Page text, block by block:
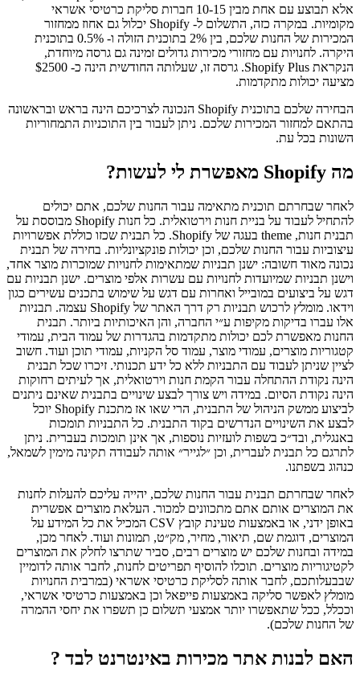
אלא תבוצע עם אחת מבין 10-15 חברות סליקת כרטיסי אשראי
מקומיות. במקרה כזה, התשלום ל- Shopify יכלול גם אחוז ממחזור
המכירות של החנות שלכם, בין 2% בתוכנית הזולה ו- 0.5% בתוכנית
היקרה. לחנויות עם מחזורי מכירות גדולים זמינה גם גרסה מיוחדת,
הנקראת Shopify Plus. גרסה זו, שעלותה החודשית הינה כ- $2500
מציעה יכולות מתקדמות.
הבחירה שלכם בתוכנית Shopify הנכונה לצרכיכם הינה בראש ובראשונה
בהתאם למחזור המכירות שלכם. ניתן לעבור בין התוכניות התמחוריות
השונות בכל עת.
מה Shopify מאפשרת לי לעשות?
לאחר שבחרתם תוכנית מתאימה עבור החנות שלכם, אתם יכולים
להתחיל לעבוד על בניית חנות וירטואלית. כל חנות Shopify מבוססת על
תבנית חנות, theme בעגה של Shopify. כל תבנית שכזו כוללת אפשרויות
עיצוביות עבור החנות שלכם, וכן יכולות פונקציונליות. בחירה של תבנית
נכונה מאוד חשובה: ישנן תבניות שמתאימות לחנויות שמוכרות מוצר אחד,
וישנן תבניות שמיועדות לחנויות עם עשרות אלפי מוצרים. ישנן תבניות עם
דגש על ביצועים במובייל ואחרות עם דגש על שימוש בתכנים עשירים כגון
וידאו. מומלץ לרכוש תבניות רק דרך האתר של Shopify עצמה. תבניות
אלו עברו בדיקות מקיפות ע״י החברה, והן האיכותיות ביותר. תבנית
החנות מאפשרת לכם יכולות מתקדמות בהגדרות של עמוד הבית, עמודי
קטגוריות מוצרים, עמודי מוצר, עמוד סל הקניות, עמודי תוכן ועוד. חשוב
לציין שניתן לעבוד עם התבניות ללא כל ידע תכנותי. זיכרו שכל תבנית
הינה נקודת ההתחלה עבור הקמת חנות וירטואלית, אך לעיתים רחוקות
הינה נקודת הסיום. במידה ויש צורך לבצע שינויים בתבנית שאינם ניתנים
לביצוע ממשק הניהול של התבנית, הרי שאו אז מתכנת Shopify יוכל
לבצע את השינויים הנדרשים בקוד התבנית. כל התבניות תומכות
באנגלית, ובד״כ בשפות לועזיות נוספות, אך אינן תומכות בעברית. ניתן
לתרגם כל תבנית לעברית, וכן ״לגייר״ אותה לעבודה תקינה מימין לשמאל,
כנהוג בשפתנו.
לאחר שבחרתם תבנית עבור החנות שלכם, יהייה עליכם להעלות לחנות
את המוצרים אותם אתם מתכוונים למכור. העלאת מוצרים אפשרית
באופן ידני, או באמצעות טעינת קובץ CSV המכיל את כל המידע על
המוצרים, דוגמת שם, תיאור, מחיר, מק״ט, תמונות ועוד. לאחר מכן,
במידה ובחנות שלכם יש מוצרים רבים, סביר שתרצו לחלק את המוצרים
לקטיגוריות מוצרים. תוכלו להוסיף תפריטים לחנות, לחבר אותה לדומיין
שבבעלותכם, לחבר אותה לסליקת כרטיסי אשראי (במרבית החנויות
מומלץ לאפשר סליקה באמצעות פייפאל וכן באמצעות כרטיסי אשראי,
וככלל, ככל שתאפשרו יותר אמצעי תשלום כן תשפרו את יחסי ההמרה
של החנות שלכם).
האם לבנות אתר מכירות באינטרנט לבד ?